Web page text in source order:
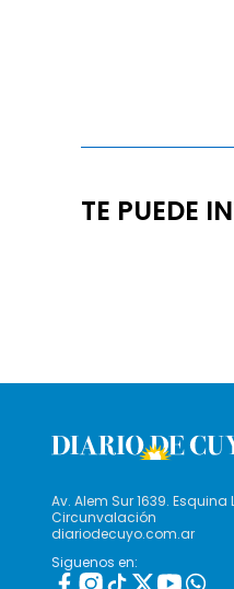
TE PUEDE
Av. Alem Sur 1639. Esquina
Circunvalación
diariodecuyo.com.ar
Siguenos en: